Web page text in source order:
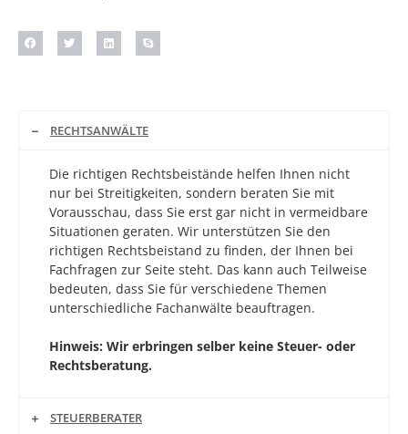
RECHTSANWÄLTE
Die richtigen Rechtsbeistände helfen Ihnen nicht
nur bei Streitigkeiten, sondern beraten Sie mit
Vorausschau, dass Sie erst gar nicht in vermeidbare
Situationen geraten. Wir unterstützen Sie den
richtigen Rechtsbeistand zu finden, der Ihnen bei
Fachfragen zur Seite steht. Das kann auch Teilweise
bedeuten, dass Sie für verschiedene Themen
unterschiedliche Fachanwälte beauftragen.
Hinweis: Wir erbringen selber keine Steuer- oder
Rechtsberatung.
STEUERBERATER